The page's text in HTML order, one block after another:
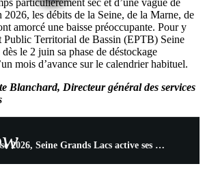
particulièrement sec et d’une vague de
les débits de la Seine, de la Marne, de
amorcé une baisse préoccupante. Pour y
Public Territorial de Bassin (EPTB) Seine
le 2 juin sa phase de déstockage
mois d’avance sur le calendrier habituel.
Blanchard, Directeur général des services
Sécheresse 2026, Seine Grands Lacs active ses réservoirs face à la baisse des débits